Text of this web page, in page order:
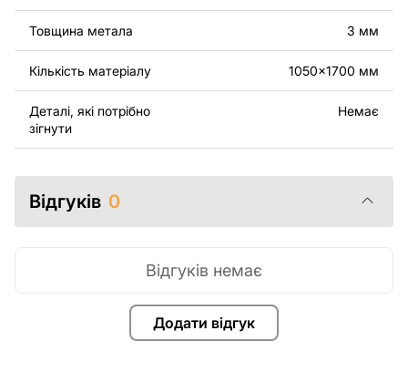
За додаткову плату ми можемо додати будь-який
текст, зображення, логотип вашої компанії або
зробити інші зміни в дизайні виробу. Якщо вам
потрібно, щоб ми виконали індивідуальне креслення
виробу з металу для вас, будь ласка, зв'яжіться з
нами.
завжди готові допомогти.
Товщина метала 3 мм
Кількість матеріалу 1050x1700 мм
Деталі, які потрібно
зігнути
Немає
Відгуків 0
Додати відгук
Відгуків немає